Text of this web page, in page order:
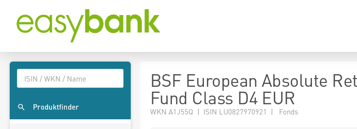
Produktfinder
BSF European Absolute
Fund Class D4 EUR
WKN A1J55Q | ISIN LU0827970921 | Fonds